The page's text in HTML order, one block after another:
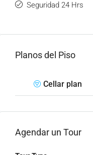
Seguridad 24 Hrs
Planos del Piso
Cellar plan
Agendar un Tour